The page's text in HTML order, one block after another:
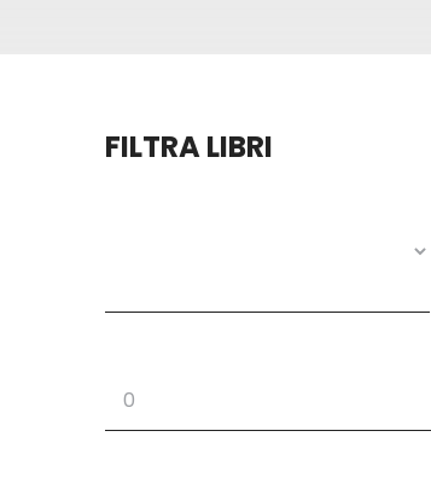
FILTRA LIBRI